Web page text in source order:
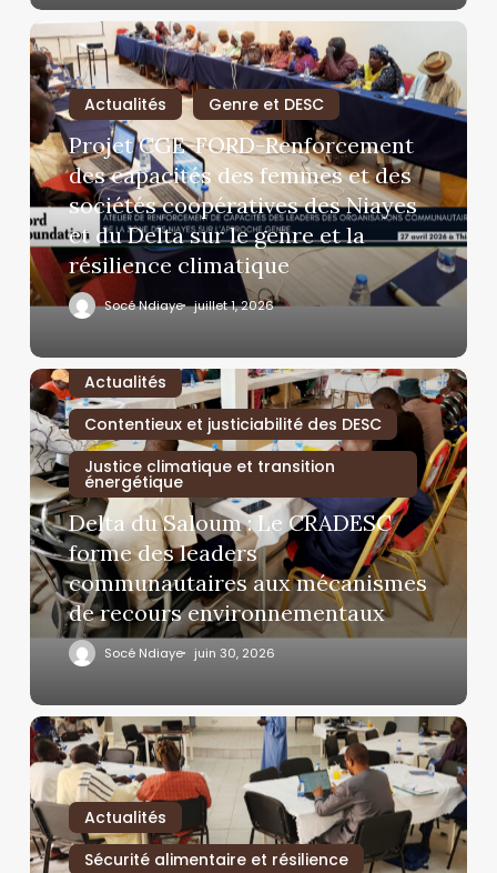
Actualités Genre et DESC
Projet CGE-FORD-Renforcement
des capacités des femmes et des
sociétés coopératives des Niayes
et du Delta sur le genre et la
résilience climatique
Socé Ndiaye juillet 1, 2026
Actualités
Contentieux et justiciabilité des DESC
Justice climatique et transition
énergétique
Delta du Saloum : Le CRADESC
forme des leaders
communautaires aux mécanismes
de recours environnementaux
Socé Ndiaye juin 30, 2026
Actualités
Sécurité alimentaire et résilience